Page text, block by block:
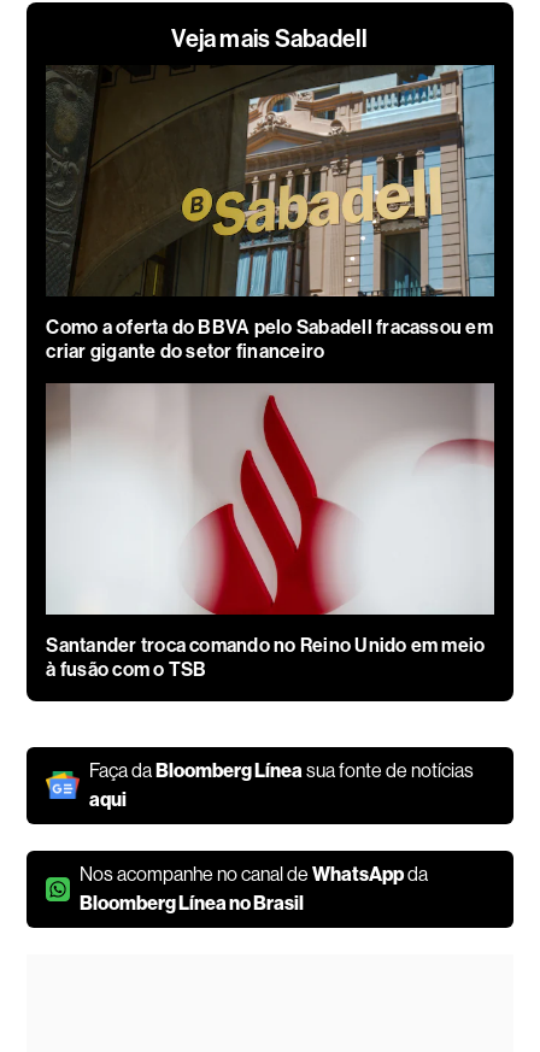
Veja mais Sabadell
Como a oferta do BBVA pelo Sabadell fracassou em
criar gigante do setor financeiro
Santander troca comando no Reino Unido em meio
à fusão com o TSB
Faça daBloomberg Línea sua fonte de notícias
aqui
Nos acompanhe no canal deWhatsAppda
Bloomberg Línea no Brasil